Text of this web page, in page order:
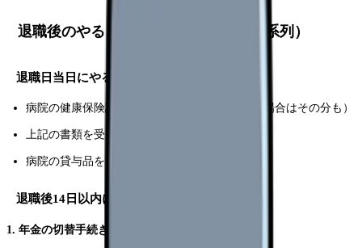
退職後のやることチェックリスト（時系列）
退職日当日にやること
病院の健康保険証を返却する（扶養家族がいる場合はその分も）
上記の書類を受け取る（または発行日の確認）
病院の貸与品をすべて返却する
退職後14日以内にやること
1. 年金の切替手続き